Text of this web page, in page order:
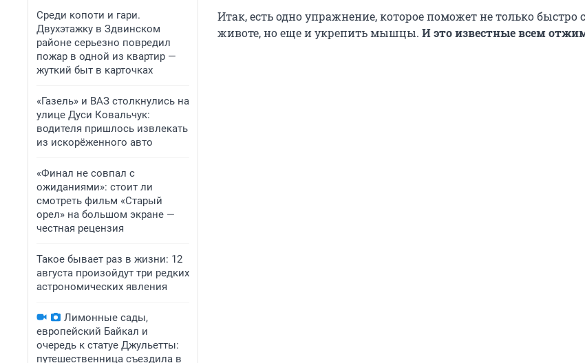
Среди копоти и гари.
Двухэтажку в Здвинском
районе серьезно повредил
пожар в одной из квартир —
жуткий быт в карточках
«Газель» и ВАЗ столкнулись на
улице Дуси Ковальчук:
водителя пришлось извлекать
из искорёженного авто
«Финал не совпал с
ожиданиями»: стоит ли
смотреть фильм «Старый
орел» на большом экране —
честная рецензия
Такое бывает раз в жизни: 12
августа произойдут три редких
астрономических явления
Лимонные сады,
европейский Байкал и
очередь к статуе Джульетты:
путешественница съездила в
Итак, есть одно упражнение, которое поможет не только быстро
животе, но еще и укрепить мышцы. И это известные всем